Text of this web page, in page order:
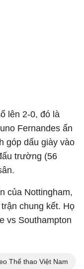
lên 2-0, đó là
Fernandes ấn
góp dấu giày vào
trường (56
của Nottingham,
chung kết. Họ
vs Southampton
Thể thao Việt Nam